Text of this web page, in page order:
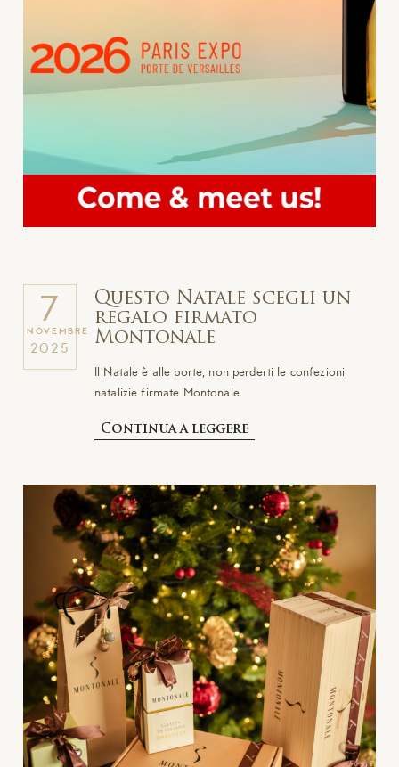
7
NOVEMBRE
2025
Questo Natale scegli un
regalo firmato
Montonale
Il Natale è alle porte, non perderti le confezioni
natalizie firmate Montonale
Continua a leggere